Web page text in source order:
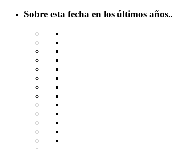
Sobre esta fecha en los últimos